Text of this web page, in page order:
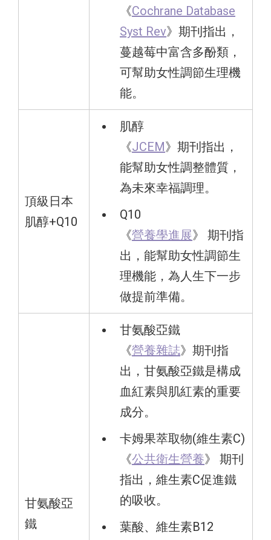
《Cochrane Database
Syst Rev》期刊指出，
蔓越莓中富含多酚類，
可幫助女性調節生理機
能。
頂級日本
肌醇+Q10
肌醇
《JCEM 》期刊指出，
能幫助女性調整體質，
為未來幸福調理。
Q10
《營養學進展》 期刊指
出，能幫助女性調節生
理機能，為人生下一步
做提前準備。
甘氨酸亞
鐵
甘氨酸亞鐵
《營養雜誌》期刊指
出，甘氨酸亞鐵是構成
血紅素與肌紅素的重要
成分。
卡姆果萃取物(維生素C)
《公共衛生營養》 期刊
指出，維生素C促進鐵
的吸收。
葉酸、維生素B12